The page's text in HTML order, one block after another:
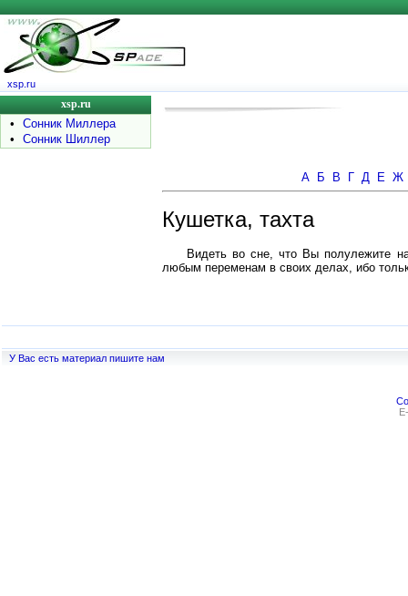
xsp.ru
xsp.ru
•
Сонник Миллера
•
Сонник Шиллер
А Б В Г Д Е Ж
Кушетка, тахта
Видеть во сне, что Вы полулежите
любым переменам в своих делах, ибо
У Вас есть материал пишите нам